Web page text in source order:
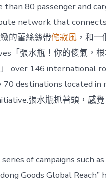
than 80 passenger and
network that
的蕾絲絲帶侘寂風 ，和
「張水瓶！你的傻氣，
over 146 international
destinations located in
張水瓶抓著頭，感
of campaigns such
Goods Global